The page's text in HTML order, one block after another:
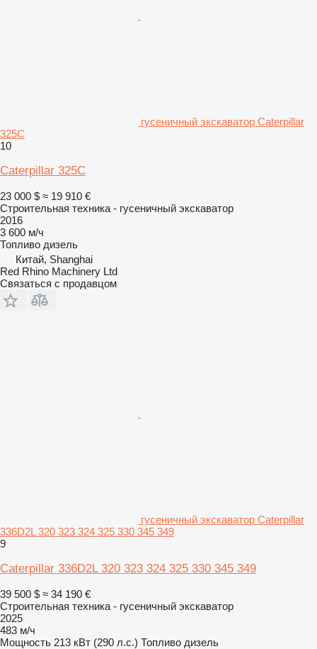
гусеничный экскаватор Caterpillar
325C
10
Caterpillar 325C
23 000 $ ≈ 19 910 €
Строительная техника - гусеничный экскаватор
2016
3 600 м/ч
Топливо дизель
Китай, Shanghai
Red Rhino Machinery Ltd
Связаться с продавцом
гусеничный экскаватор Caterpillar
336D2L 320 323 324 325 330 345 349
9
Caterpillar 336D2L 320 323 324 325 330 345 349
39 500 $ ≈ 34 190 €
Строительная техника - гусеничный экскаватор
2025
483 м/ч
Мощность 213 кВт (290 л.с.) Топливо дизель